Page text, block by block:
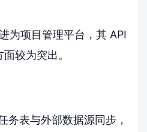
为项目管理平台，其 API
较为突出。
务表与外部数据源同步，